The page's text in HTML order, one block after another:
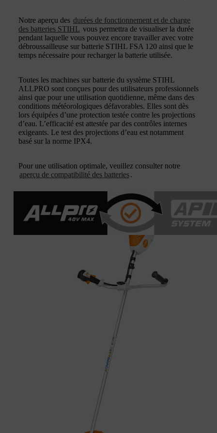
Notre aperçu des durées de fonctionnement et de charge
des batteries STIHL vous permettra de visualiser la durée
pendant laquelle vous pouvez encore travailler avec votre
débroussailleuse sur batterie STIHL FSA 120 ainsi que le
temps nécessaire pour recharger la batterie utilisée.
Toutes les machines sur batterie du système STIHL
ALLPRO sont conçues pour des utilisateurs professionnels
ainsi que pour une utilisation quotidienne, même dans des
conditions météorologiques défavorables. Elles sont dès
lors équipées d’une protection testée contre les projections
d’eau. L’efficacité est attestée par des contrôles internes
exigeants. Le test des projections d’eau est notamment
basé sur la norme IPX4.
Pour une utilisation optimale, veuillez consulter notre
aperçu de compatibilité des batteries.